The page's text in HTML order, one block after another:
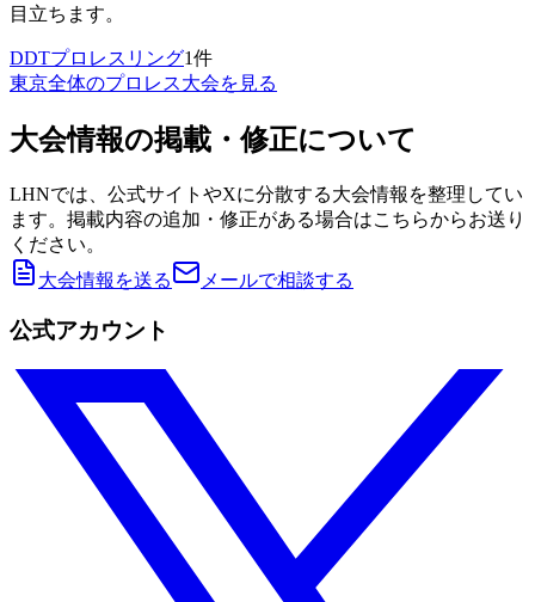
目立ちます。
DDTプロレスリング1件
東京全体のプロレス大会を見る
大会情報の掲載・修正について
LHNでは、公式サイトやXに分散する大会情報を整理してい
ます。掲載内容の追加・修正がある場合はこちらからお送り
ください。
大会情報を送る
メールで相談する
公式アカウント